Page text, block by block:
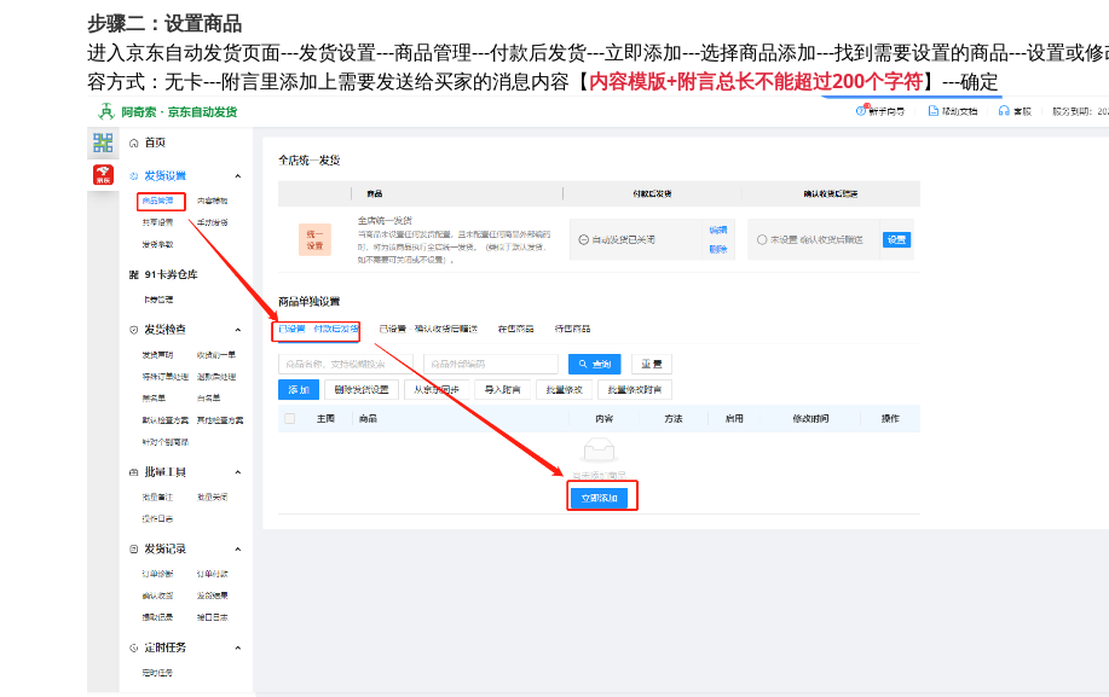
步骤二：设置商品
进入京东自动发货页面---发货设置---商品管理---付款后发货---立即添加---选择商品添加---找到需要设置的商品---设置或修
容方式：无卡---附言里添加上需要发送给买家的消息内容【内容模版+附言总长不能超过200个字符】---确定